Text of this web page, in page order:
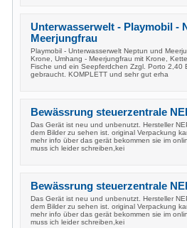
Unterwasserwelt - Playmobil -
Meerjungfrau
Playmobil - Unterwasserwelt Neptun und
Krone, Umhang - Meerjungfrau mit Krone,
Fische und ein Seepferdchen Zzgl. Porto 2,40
gebraucht. KOMPLETT und sehr gut erha
Bewässrung steuerzentrale
Das Gerät ist neu und unbenutzt. Hersteller
dem Bilder zu sehen ist. original Verpackung
mehr info über das gerät bekommen sie im
muss ich leider schreiben,kei
Bewässrung steuerzentrale
Das Gerät ist neu und unbenutzt. Hersteller
dem Bilder zu sehen ist. original Verpackung
mehr info über das gerät bekommen sie im
muss ich leider schreiben,kei